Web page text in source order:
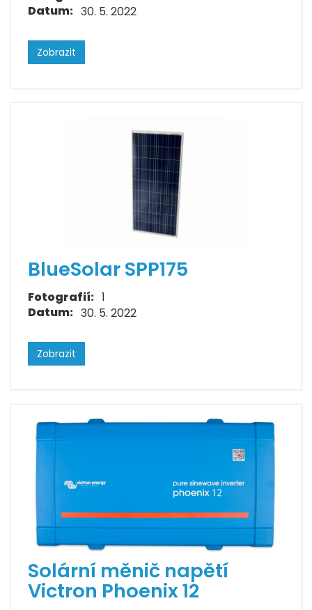
Datum: 30. 5. 2022
Zobrazit
BlueSolar SPP175
Fotografií: 1
Datum: 30. 5. 2022
Zobrazit
Solární měnič napětí
Victron Phoenix 12